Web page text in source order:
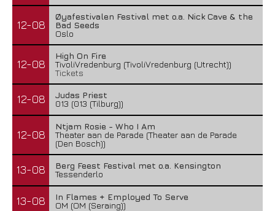
12-08
Øyafestivalen Festival met o.a. Nick Cave & the
Bad Seeds
Oslo
12-08
High On Fire
TivoliVredenburg (TivoliVredenburg (Utrecht))
Tickets
12-08
Judas Priest
013 (013 (Tilburg))
12-08
Ntjam Rosie - Who I Am
Theater aan de Parade (Theater aan de Parade
(Den Bosch))
13-08
Berg Feest Festival met o.a. Kensington
Tessenderlo
13-08
In Flames + Employed To Serve
OM (OM (Seraing))